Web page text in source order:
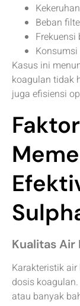
Beban
Kasus ini
koagulan tidak
juga efisiensi
Kualitas Air
Karakteristik
dosis
atau banyak